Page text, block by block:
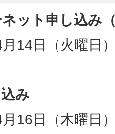
ット申し込み
14日（火曜日
み
16日（木曜日